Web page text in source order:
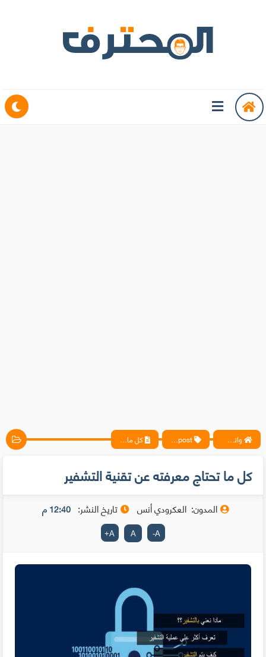
واتس آب ، فيسبوك ، أنترنت ، شروحات تقنية حصرية - المحترف blogpost كل ما تحتاج معرفته عن تقنية التشفير
كل ما تحتاج معرفته عن تقنية التشفير
المدون: العكرودي أنس تاريخ النشر: 12:40 م
A
-
A
A
+